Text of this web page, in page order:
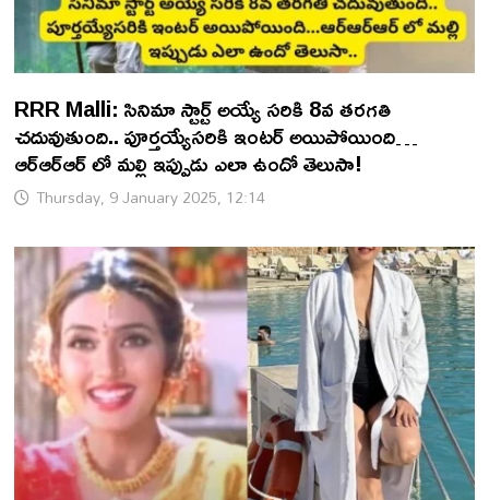
RRR Malli: సినిమా స్టార్ట్ అయ్యే సరికి 8వ తరగతి
చదువుతుంది.. పూర్తయ్యేసరికి ఇంటర్ అయిపోయింది…
ఆర్ఆర్ఆర్ లో మల్లి ఇప్పుడు ఎలా ఉందో తెలుసా!
Thursday, 9 January 2025, 12:14